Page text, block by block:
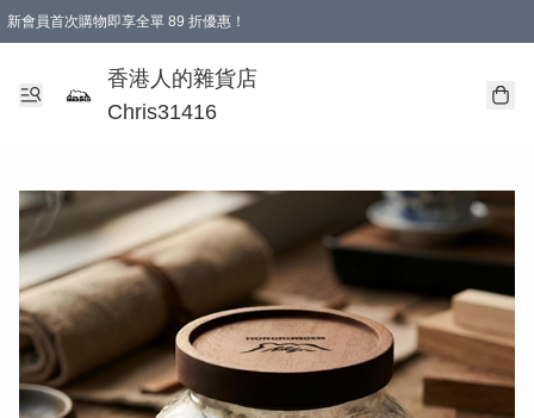
新會員首次購物即享全單 89 折優惠！
購物滿 HKD 499.00即享免運費優惠！（適用於 本地送貨、本地取貨 )
【滿 $300 專屬驚喜：無聲信物（最後一批）】
香港人的雜貨店
Chris31416